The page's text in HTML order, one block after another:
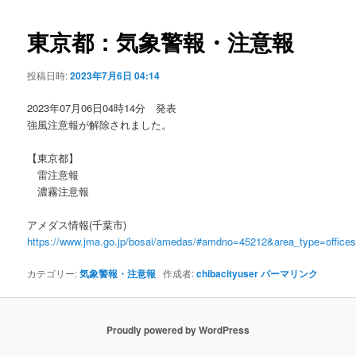
ゲ
ー
ョ
東京都：気象警報・注意報
投稿日時:2023年7月6日 04:14
2023年07月06日04時14分 発表
強風注意報が解除されました。
【東京都】
雷注意報
濃霧注意報
アメダス情報(千葉市)
https://www.jma.go.jp/bosai/amedas/
カテゴリー:気象警報・注意報 作成者:chibacityuserパーマリンク
Proudly powered by WordPress